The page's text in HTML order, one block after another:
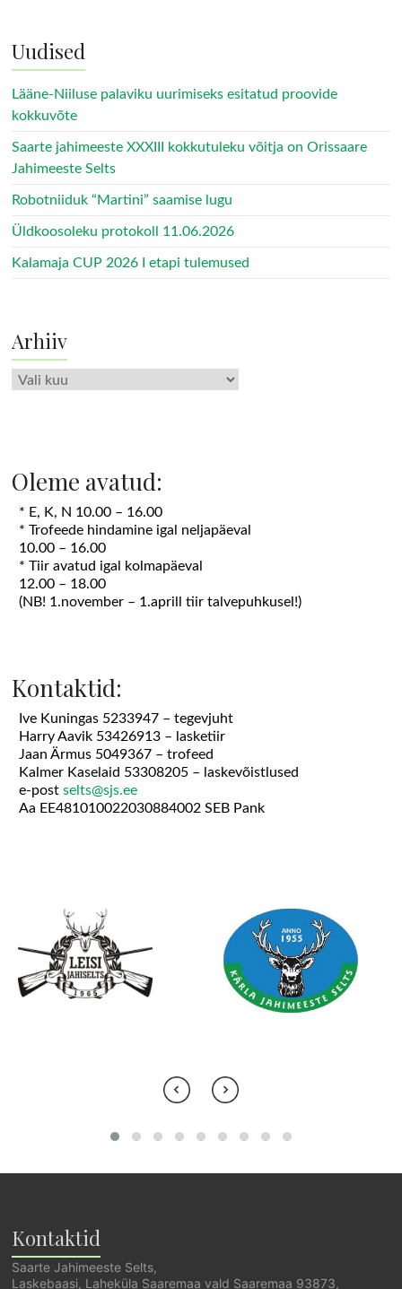
Uudised
Lääne-Niiluse palaviku uurimiseks esitatud proovide
kokkuvõte
Saarte jahimeeste XXXIII kokkutuleku võitja on Orissaare
Jahimeeste Selts
Robotniiduk “Martini” saamise lugu
Üldkoosoleku protokoll 11.06.2026
Kalamaja CUP 2026 I etapi tulemused
Arhiiv
Arhiiv
Oleme avatud:
* E, K, N 10.00 – 16.00
* Trofeede hindamine igal neljapäeval
10.00 – 16.00
* Tiir avatud igal kolmapäeval
12.00 – 18.00
(NB! 1.november – 1.aprill tiir talvepuhkusel!)
Kontaktid:
Ive Kuningas 5233947 – tegevjuht
Harry Aavik 53426913 – lasketiir
Jaan Ärmus 5049367 – trofeed
Kalmer Kaselaid 53308205 – laskevõistlused
e-postselts@sjs.ee
Aa EE481010022030884002 SEB Pank
Kontaktid
Saarte Jahimeeste Selts,
Laskebaasi, Laheküla Saaremaa vald Saaremaa 93873,